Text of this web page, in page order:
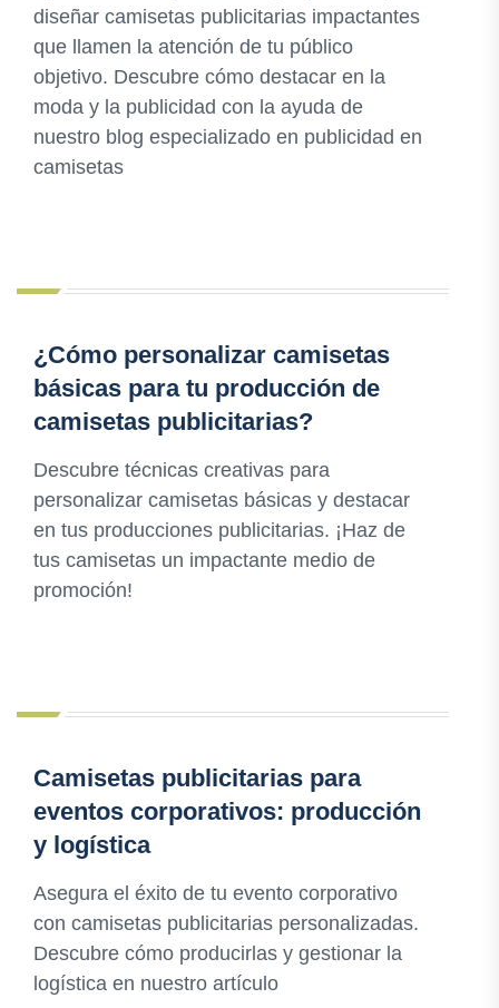
diseñar camisetas publicitarias impactantes
que llamen la atención de tu público
objetivo. Descubre cómo destacar en la
moda y la publicidad con la ayuda de
nuestro blog especializado en publicidad en
camisetas
¿Cómo personalizar camisetas
básicas para tu producción de
camisetas publicitarias?
Descubre técnicas creativas para
personalizar camisetas básicas y destacar
en tus producciones publicitarias. ¡Haz de
tus camisetas un impactante medio de
promoción!
Camisetas publicitarias para
eventos corporativos: producción
y logística
Asegura el éxito de tu evento corporativo
con camisetas publicitarias personalizadas.
Descubre cómo producirlas y gestionar la
logística en nuestro artículo